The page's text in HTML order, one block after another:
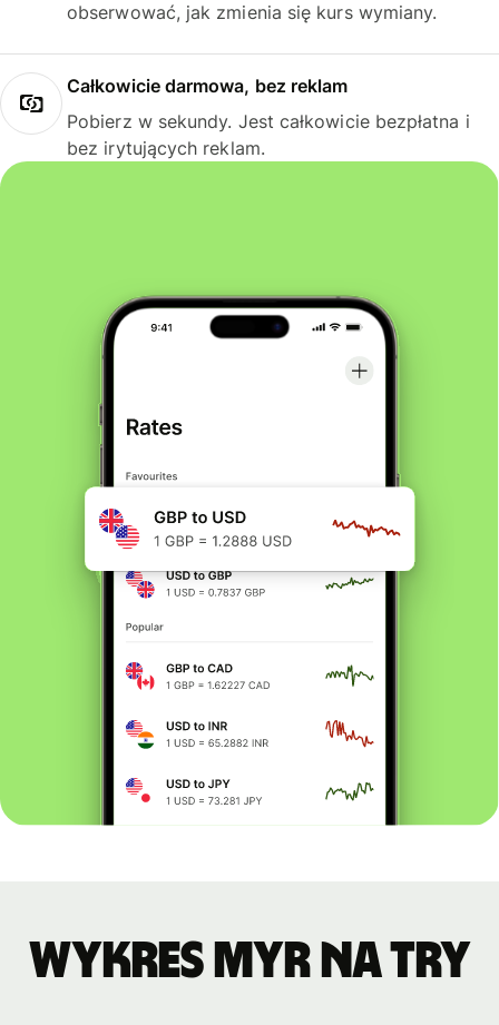
obserwować, jak zmienia się kurs wymiany.
Całkowicie darmowa, bez reklam
Pobierz w sekundy. Jest całkowicie bezpłatna i
bez irytujących reklam.
Wykres MYR na TRY